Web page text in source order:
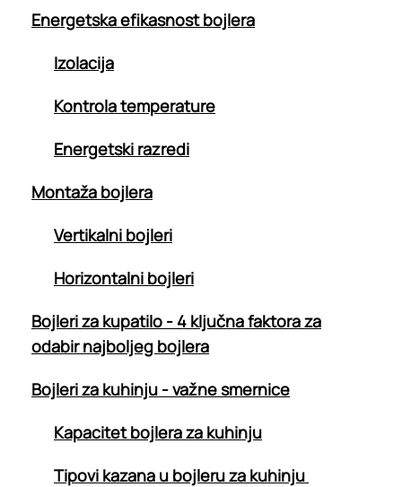
Energetska efikasnost bojlera
Izolacija
Kontrola temperature
Energetski razredi
Montaža bojlera
Vertikalni bojleri
Horizontalni bojleri
Bojleri za kupatilo - 4 ključna faktora za
odabir najboljeg bojlera
Bojleri za kuhinju - važne smernice
Kapacitet bojlera za kuhinju
Tipovi kazana u bojleru za kuhinju